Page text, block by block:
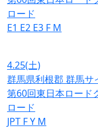
ロード
E1 E2 E3 F M
4.25(土)
群馬県利根郡 群馬サ
第60回東日本ロード
ロード
JPT FY M